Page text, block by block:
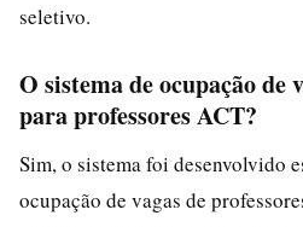
seletivo.
O sistema de ocupação de
para professores ACT?
Sim, o sistema foi desenvolvido
ocupação de vagas de